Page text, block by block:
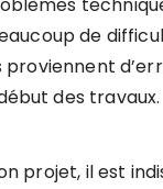
de
des travaux.
projet, il est